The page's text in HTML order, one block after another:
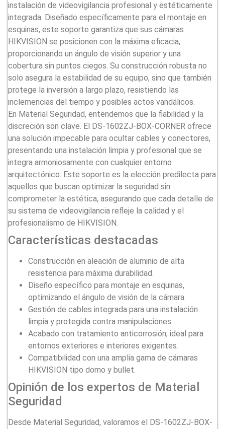
instalación de videovigilancia profesional y estéticamente
integrada. Diseñado específicamente para el montaje en
esquinas, este soporte garantiza que sus cámaras
HIKVISION se posicionen con la máxima eficacia,
proporcionando un ángulo de visión superior y una
cobertura sin puntos ciegos. Su construcción robusta no
solo asegura la estabilidad de su equipo, sino que también
protege la inversión a largo plazo, resistiendo las
inclemencias del tiempo y posibles actos vandálicos.
En Material Seguridad, entendemos que la fiabilidad y la
discreción son clave. El DS-1602ZJ-BOX-CORNER ofrece
una solución impecable para ocultar cables y conectores,
presentando una instalación limpia y profesional que se
integra armoniosamente con cualquier entorno
arquitectónico. Este soporte es la elección predilecta para
aquellos que buscan optimizar la seguridad sin
comprometer la estética, asegurando que cada detalle de
su sistema de videovigilancia refleje la calidad y el
profesionalismo de HIKVISION.
Características destacadas
Construcción en aleación de aluminio de alta
resistencia para máxima durabilidad.
Diseño específico para montaje en esquinas,
optimizando el ángulo de visión de la cámara.
Gestión de cables integrada para una instalación
limpia y protegida contra manipulaciones.
Acabado con tratamiento anticorrosión, ideal para
entornos exteriores e interiores exigentes.
Compatibilidad con una amplia gama de cámaras
HIKVISION tipo domo y bullet.
Opinión de los expertos de Material
Seguridad
Desde Material Seguridad, valoramos el DS-1602ZJ-BOX-